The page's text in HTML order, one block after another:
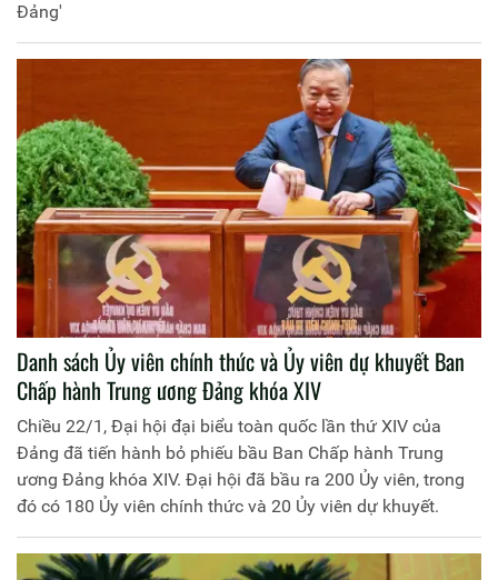
Đảng'
Danh sách Ủy viên chính thức và Ủy viên dự khuyết Ban
Chấp hành Trung ương Đảng khóa XIV
Chiều 22/1, Đại hội đại biểu toàn quốc lần thứ XIV của
Đảng đã tiến hành bỏ phiếu bầu Ban Chấp hành Trung
ương Đảng khóa XIV. Đại hội đã bầu ra 200 Ủy viên, trong
đó có 180 Ủy viên chính thức và 20 Ủy viên dự khuyết.